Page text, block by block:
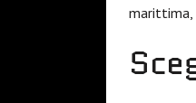
marittima,